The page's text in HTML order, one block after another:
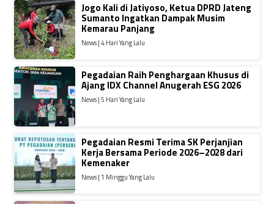
Jogo Kali di Jatiyoso, Ketua DPRD Jateng
Sumanto Ingatkan Dampak Musim
Kemarau Panjang
News | 4 Hari Yang Lalu
Pegadaian Raih Penghargaan Khusus di
Ajang IDX Channel Anugerah ESG 2026
News | 5 Hari Yang Lalu
Pegadaian Resmi Terima SK Perjanjian
Kerja Bersama Periode 2026–2028 dari
Kemenaker
News | 1 Minggu Yang Lalu